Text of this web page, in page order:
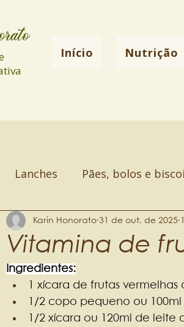
Início Nutrição
Lanches Pães, bolos e
e Smoothies
Vitamina de
Karin Honorato 31 de out. de 2025
Ingredientes:
1 xícara de frutas
1/2 copo pequeno ou
1/2 xícara ou 120ml de